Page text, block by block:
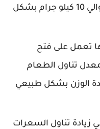
ملحوظة من 7 كيلو جرام إلى حوالي 10 كيلو جرام بشكل
تعمل على فتح
تناول الطعام
الوزن بشكل طبيعي
زيادة تناول السعرات